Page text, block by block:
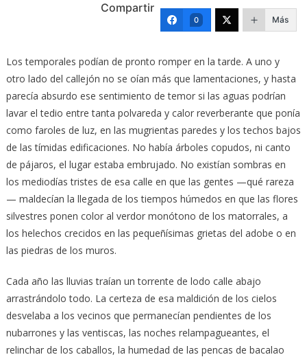
Compartir
0 Más
Los temporales podían de pronto romper en la tarde. A uno y
otro lado del callejón no se oían más que lamentaciones, y hasta
parecía absurdo ese sentimiento de temor si las aguas podrían
lavar el tedio entre tanta polvareda y calor reverberante que ponía
como faroles de luz, en las mugrientas paredes y los techos bajos
de las tímidas edificaciones. No había árboles copudos, ni canto
de pájaros, el lugar estaba embrujado. No existían sombras en
los mediodías tristes de esa calle en que las gentes —qué rareza
— maldecían la llegada de los tiempos húmedos en que las flores
silvestres ponen color al verdor monótono de los matorrales, a
los helechos crecidos en las pequeñísimas grietas del adobe o en
las piedras de los muros.
Cada año las lluvias traían un torrente de lodo calle abajo
arrastrándolo todo. La certeza de esa maldición de los cielos
desvelaba a los vecinos que permanecían pendientes de los
nubarrones y las ventiscas, las noches relampagueantes, el
relinchar de los caballos, la humedad de las pencas de bacalao